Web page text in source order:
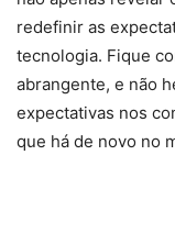
redefinir as
tecnologia. Fique
abrangente, e não
expectativas nos
que há de novo no